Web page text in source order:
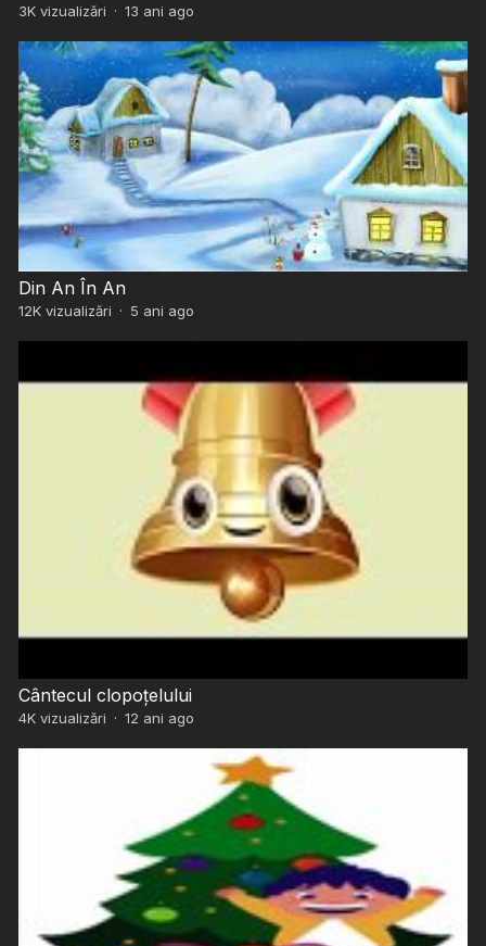
3Kvizualizări · 13 ani ago
Din An În An
12Kvizualizări · 5 ani ago
Cântecul clopoțelului
4Kvizualizări · 12 ani ago